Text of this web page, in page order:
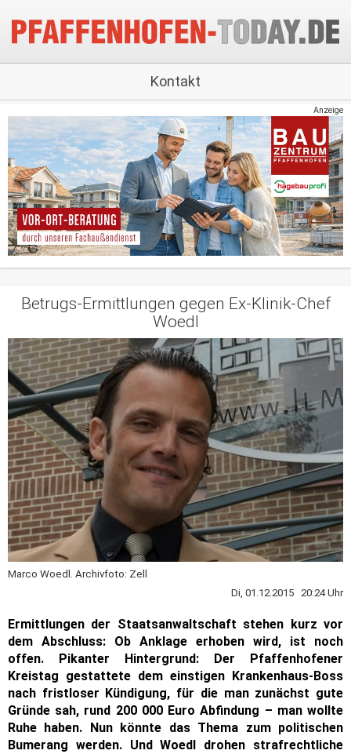
Kontakt
Anzeige
Betrugs-Ermittlungen gegen Ex-Klinik-Chef
Woedl
Marco Woedl. Archivfoto: Zell
Di, 01.12.2015 20:24 Uhr
Ermittlungen der Staatsanwaltschaft stehen kurz vor
dem Abschluss: Ob Anklage erhoben wird, ist noch
offen. Pikanter Hintergrund: Der Pfaffenhofener
Kreistag gestattete dem einstigen Krankenhaus-Boss
nach fristloser Kündigung, für die man zunächst gute
Gründe sah, rund 200 000 Euro Abfindung – man wollte
Ruhe haben. Nun könnte das Thema zum politischen
Bumerang werden. Und Woedl drohen strafrechtliche